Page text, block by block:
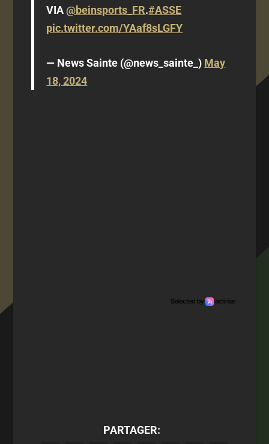
VIA@beinsports_FR.#ASSE
pic.twitter.com/YAaf8sLGFY
— News Sainte (@news_sainte_) May
18, 2024
PARTAGER: